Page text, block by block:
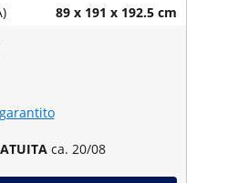
89 x 191 x 192.5 cm
ca. 20/08